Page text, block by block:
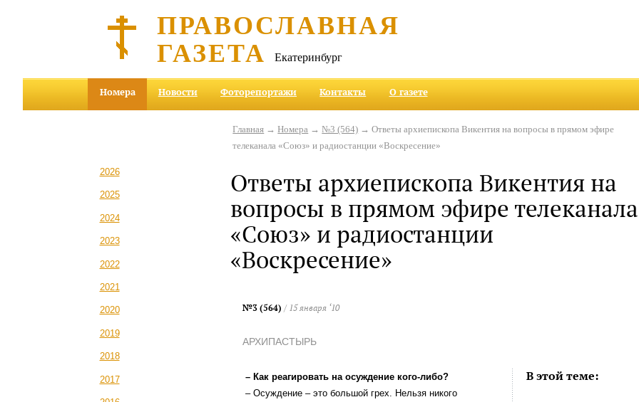
ПРАВОСЛАВНАЯ
ГАЗЕТА Екатеринбург
Номера Новости Фоторепортажи Контакты О газете
2026
2025
2024
2023
2022
2021
2020
2019
2018
2017
Главная →Номера →№3 (564) → Ответы архиепископа Викентия на вопросы в прямом эфире
телеканала «Cоюз» и радиостанции «Воскресение»
Ответы архиепископа Викентия на
вопросы в прямом эфире телеканала
«Cоюз» и радиостанции
«Воскресение»
№3 (564) / 15 января ‘10
АРХИПАСТЫРЬ
В этой теме:
– Как реагировать на осуждение кого-либо?
– Осуждение – это большой грех. Нельзя никого